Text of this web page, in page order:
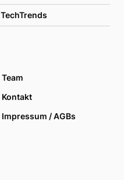
TechTrends
Team
Kontakt
Impressum / AGBs